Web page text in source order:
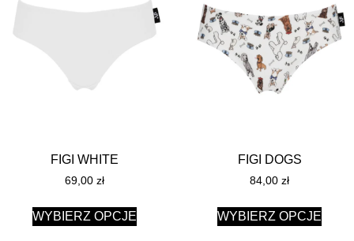
FIGI WHITE
69,00 zł
WYBIERZ OPCJE
FIGI DOGS
84,00 zł
WYBIERZ OPCJE